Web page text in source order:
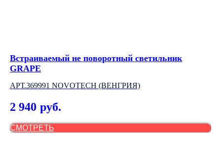
Встраиваемый не поворотный светильник
GRAPE
АРТ.369991 NOVOTECH (ВЕНГРИЯ)
2 940 руб.
СМОТРЕТЬ